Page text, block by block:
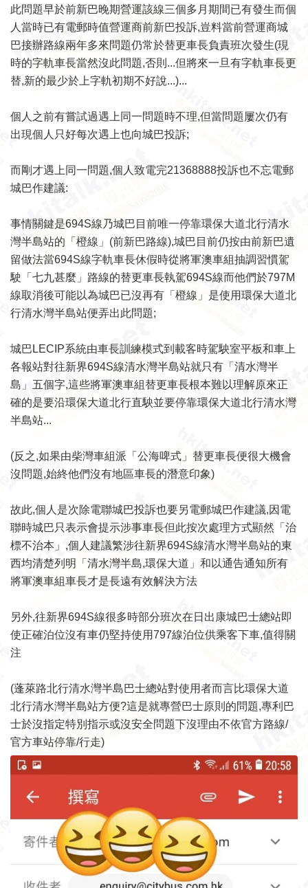
此問題早於前新巴晚期營運該線三個多月期間已有發生而個
人當時已有電郵時值營運商前新巴投訴,豈料當前營運商城
巴接辦路線兩年多來問題仍常於替更車長負責班次發生(現
時的字軌車長當然沒此問題,否則...但將來一旦有字軌車長更
替,新的最少於上字軌初期不好說...)...
個人之前有嘗試過遇上同一問題時不理,但當問題屢次仍有
出現個人只好每次遇上也向城巴投訴;
而剛才遇上同一問題,個人致電完21368888投訴也不忘電郵
城巴作建議:
事情關鍵是694S線乃城巴目前唯一停靠環保大道北行清水
灣半島站的「橙線」(前新巴路線),城巴目前仍按由前新巴遺
留做法當694S線字軌車長休假時從將軍澳車組抽調習慣駕
駛「七九甚麼」路線的替更車長執駕694S線而他們於797M
線取消後可能以為城巴已沒再有「橙線」是使用環保大道北
行清水灣半島站便弄出此問題;
城巴LECIP系統由車長訓練模式到載客時駕駚室平板和車上
各報站對往新界694S線清水灣半島站就只有「清水灣半
島」五個字,這些將軍澳車組替更車長根本難以理解原來正
確的是要沿環保大道北行直駚並要停靠環保大道北行清水灣
半島站...
(反之,如果由柴灣車組派「公海啤式」替更車長便很大機會
沒問題,始終他們沒有地區車長的潛意印象)
故此,個人是次除電聯城巴投訴也要另電郵城巴作建議,因電
聯時城巴只表示會提示涉事車長但此按次處理方式顯然「治
標不治本」,個人建議繁涉往新界694S線清水灣半島站的東
西均清楚列明「清水灣半島,環保大道」和以通告通知所有
將軍澳車組車長才是長遠有效解決方法
另外,往新界694S線很多時部分班次在日出康城巴士總站即
使正確泊位沒有車仍堅持使用797線泊位供乘客下車,值得關
注
(蓬萊路北行清水灣半島巴士總站對使用者而言比環保大道
北行清水灣半島站方便?這是就專營巴士原則的問題,專利巴
士於沒指定特別指示或沒安全問題下沒理由不依官方路線/
官方車站停靠/行走)